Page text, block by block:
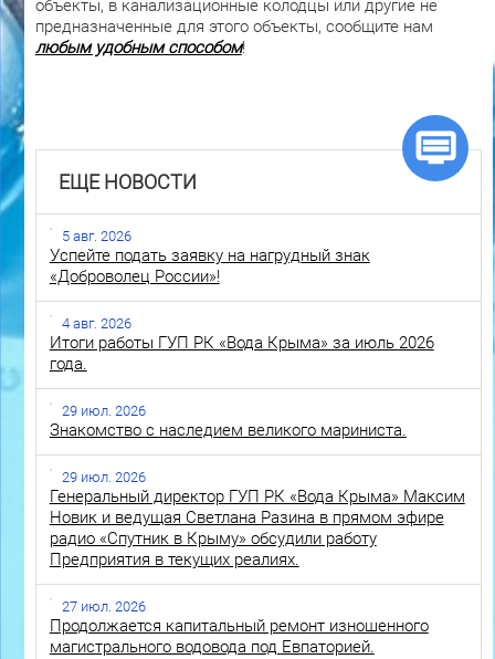
объекты, в канализационные колодцы или другие не
предназначенные для этого объекты, сообщите нам
любым удобным способом!
ЕЩЕ НОВОСТИ
5 авг. 2026
Успейте подать заявку на нагрудный знак
«Доброволец России»!
4 авг. 2026
Итоги работы ГУП РК «Вода Крыма» за июль 2026
года.
29 июл. 2026
Знакомство с наследием великого мариниста.
29 июл. 2026
Генеральный директор ГУП РК «Вода Крыма» Максим
Новик и ведущая Светлана Разина в прямом эфире
радио «Спутник в Крыму» обсудили работу
Предприятия в текущих реалиях.
27 июл. 2026
Продолжается капитальный ремонт изношенного
магистрального водовода под Евпаторией.